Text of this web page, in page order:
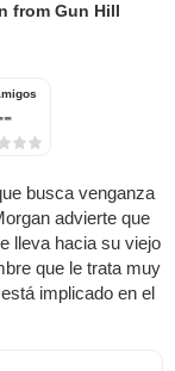
from Gun Hill
busca venganza
advierte que
lleva hacia su viejo
que le trata muy
implicado en el